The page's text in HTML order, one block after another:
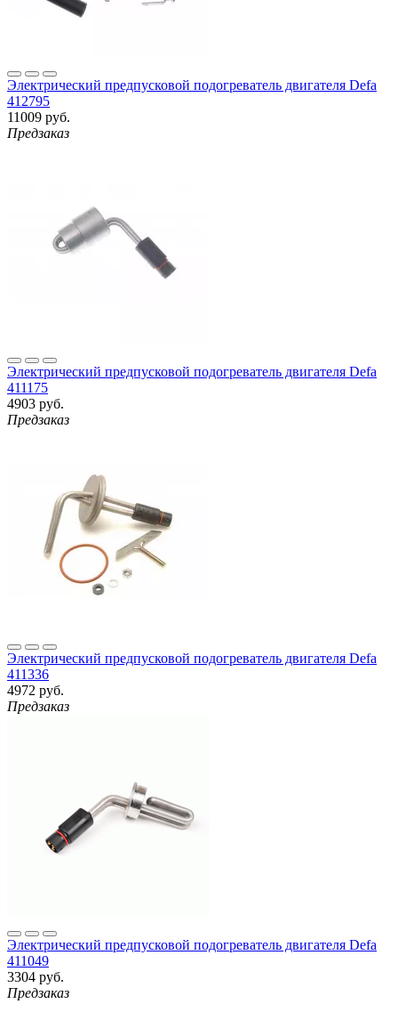
Электрический предпусковой подогреватель двигателя Defa
412795
11009 руб.
Предзаказ
Электрический предпусковой подогреватель двигателя Defa
411175
4903 руб.
Предзаказ
Электрический предпусковой подогреватель двигателя Defa
411336
4972 руб.
Предзаказ
Электрический предпусковой подогреватель двигателя Defa
411049
3304 руб.
Предзаказ